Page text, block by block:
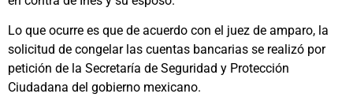
Lo que ocurre es que de acuerdo con el juez de amparo, la
solicitud de congelar las cuentas bancarias se realizó por
petición de la Secretaría de Seguridad y Protección
Ciudadana del gobierno mexicano.